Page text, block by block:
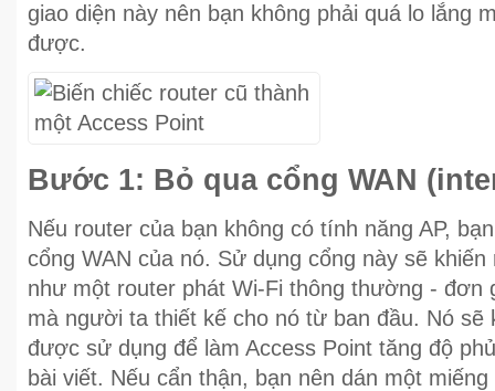
giao diện này nên bạn không phải quá lo lắng
được.
Bước 1: Bỏ qua cổng WAN
Nếu router của bạn không có tính năng AP,
cổng WAN của nó. Sử dụng cổng này sẽ
như một router phát Wi-Fi thông thường - đơn
mà người ta thiết kế cho nó từ ban đầu. Nó sẽ
được sử dụng để làm Access Point tăng độ
bài viết. Nếu cẩn thận, bạn nên dán một